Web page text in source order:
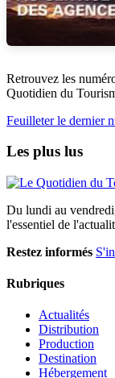
Retrouvez les
Quotidien du
Feuilleter le dernier
Les plus lus
Du lundi au
l'essentiel de
Restez informés
Rubriques
Actualités
Distribution
Production
Destination
Hébergement